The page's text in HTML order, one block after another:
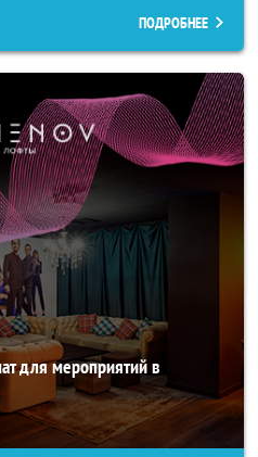
ПОДРОБНЕЕ
для мероприятий в